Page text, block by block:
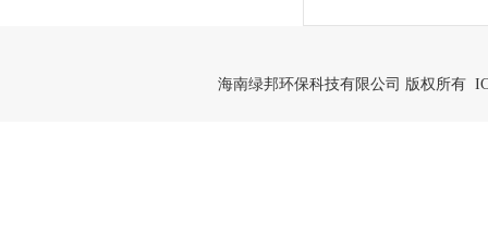
海南绿邦环保科技有限公司 版权所有